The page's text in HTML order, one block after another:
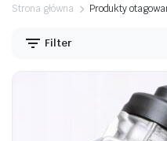
Strona główna Produkty
Filter